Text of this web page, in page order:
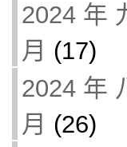
2024 年
月 (17)
2024 年
月 (26)